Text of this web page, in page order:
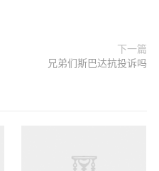
下一篇
兄弟们斯巴达抗投诉吗